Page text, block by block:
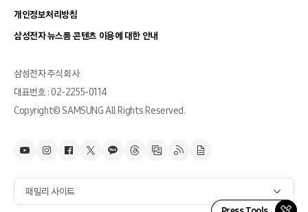
개인정보처리방침
삼성전자 뉴스룸 콘텐츠 이용에 대한 안내
삼성전자 주식회사
대표번호 : 02-2255-0114
Copyright© SAMSUNG All Rights Reserved.
패밀리 사이트